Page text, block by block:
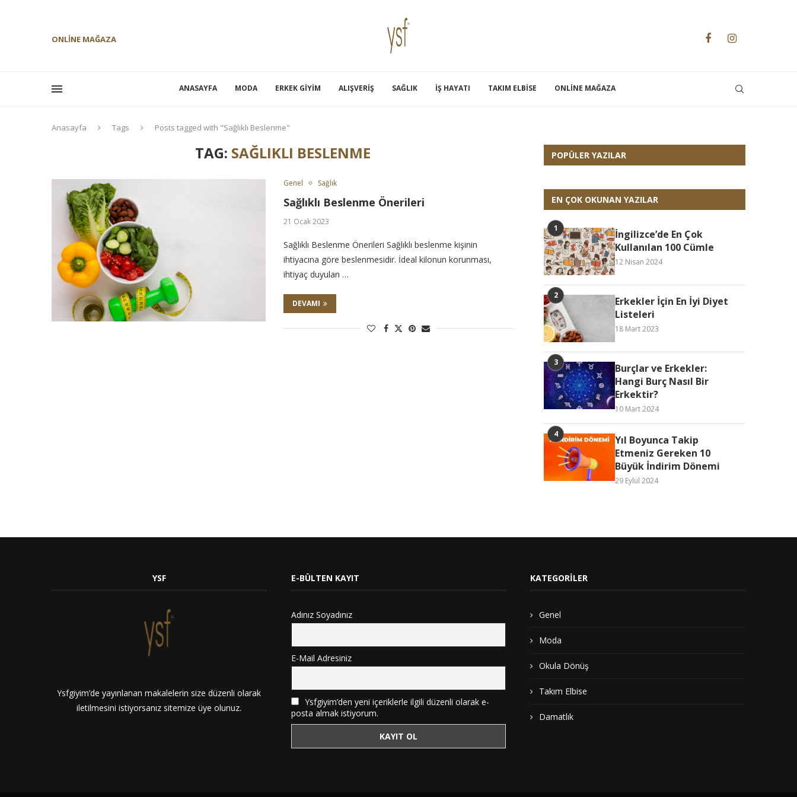
ONLINE MAĞAZA
ANASAYFA MODA ERKEK GIYIM ALIŞVERIŞ SAĞLIK İŞ HAYATI TAKIM ELBISE ONLINE MAĞAZA
Anasayfa Tags Posts tagged with "Sağlıklı Beslenme"
TAG: SAĞLIKLI BESLENME
Genel Sağlık
Sağlıklı Beslenme Önerileri
21 Ocak 2023
Sağlıklı Beslenme Önerileri Sağlıklı beslenme kişinin
ihtiyacına göre beslenmesidir. İdeal kilonun korunması,
ihtiyaç duyulan …
DEVAMI
POPÜLER YAZILAR
EN ÇOK OKUNAN YAZILAR
İngilizce’de En Çok
Kullanılan 100 Cümle
12 Nisan 2024
Erkekler İçin En İyi Diyet
Listeleri
18 Mart 2023
Burçlar ve Erkekler:
Hangi Burç Nasıl Bir
Erkektir?
10 Mart 2024
Yıl Boyunca Takip
Etmeniz Gereken 10
Büyük İndirim Dönemi
29 Eylül 2024
YSF
Ysfgiyim’de yayınlanan makalelerin size düzenli olarak
iletilmesini istiyorsanız sitemize üye olunuz.
E-BÜLTEN KAYIT
Adınız Soyadınız
E-Mail Adresiniz
Ysfgiyim’den yeni içeriklerle ilgili düzenli olarak e-
posta almak istiyorum.
KATEGORILER
Genel
Moda
Okula Dönüş
Takım Elbise
Damatlık